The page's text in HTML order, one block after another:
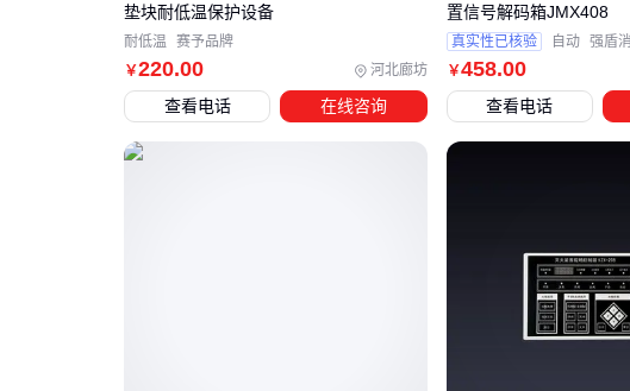
关键细节
长导线
三、二
根据负
选二极
设
需
预
￥220.00 河北廊坊
垫块耐低温保护设备
耐低温 赛予品牌
查看电话 在线咨询
￥458.00
置信号解码箱JMX408
真实性已核验 自动 强盾
查看电话